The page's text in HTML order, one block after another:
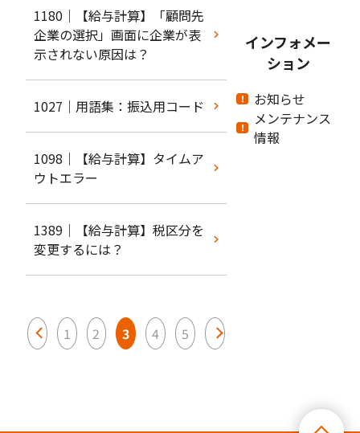
1180｜【給与計算】「顧問先
企業の選択」画面に企業が表
示されない原因は？
1027｜用語集：振込用コード
1098｜【給与計算】タイムア
ウトエラー
1389｜【給与計算】税区分を
変更するには？
< 1 2 3 4 5 >
インフォメー
ション
お知らせ
メンテナンス
情報